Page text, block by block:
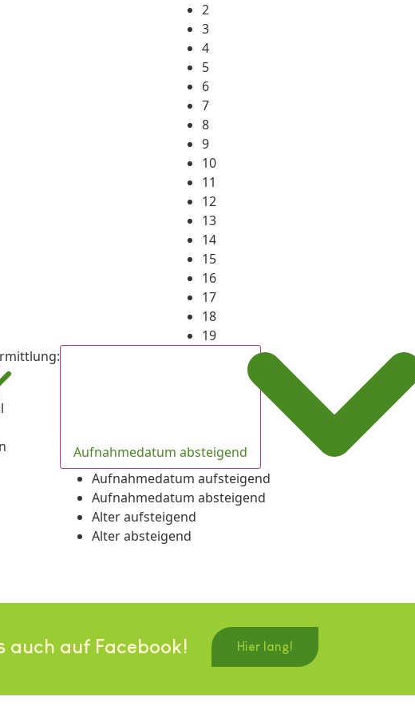
2
3
4
5
6
7
8
9
10
11
12
13
14
15
16
17
18
19
:
Aufnahmedatum absteigend
Aufnahmedatum aufsteigend
Aufnahmedatum absteigend
Alter aufsteigend
Alter absteigend
auch auf Facebook! Hier lang!